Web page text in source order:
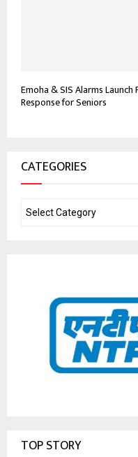
Emoha & SIS Alarms
Response for Seniors
CATEGORIES
TOP STORY